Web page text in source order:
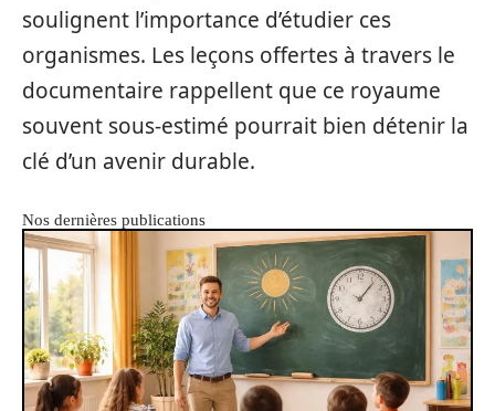
soulignent l’importance d’étudier ces
organismes. Les leçons offertes à travers le
documentaire rappellent que ce royaume
souvent sous-estimé pourrait bien détenir la
clé d’un avenir durable.
Nos dernières publications